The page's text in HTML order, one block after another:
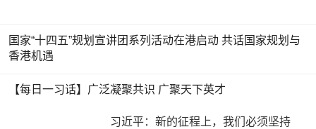
国家“十四五”规划宣讲团系列活动在港启动 共话国家规划与
香港机遇
【每日一习话】广泛凝聚共识 广聚天下英才
习近平：新的征程上，我们必须坚持